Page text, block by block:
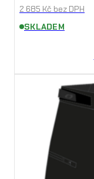
2 685 Kč bez DPH
SKLADEM